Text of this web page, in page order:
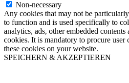
Non-necessary
Any cookies that may not be
to function and is used specifically to
analytics, ads, other embedded contents
cookies. It is mandatory to procure user
these cookies on your website.
SPEICHERN & AKZEPTIEREN